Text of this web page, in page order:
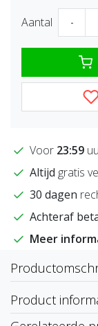
Aantal -
Voor 23:59
Altijd gratis
30 dagen
Achteraf
Meer
Product